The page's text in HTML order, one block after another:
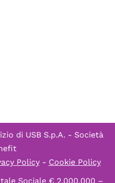
di USB S.p.A. - Società
Policy- Cookie Policy
Sociale € 2.000.000 –